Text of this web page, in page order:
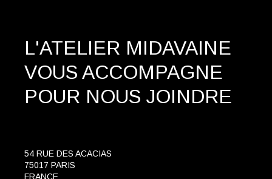
L'ATELIER MIDAVAINE
VOUS ACCOMPAGNE
POUR NOUS JOINDRE
54 RUE DES ACACIAS
75017 PARIS
FRANCE